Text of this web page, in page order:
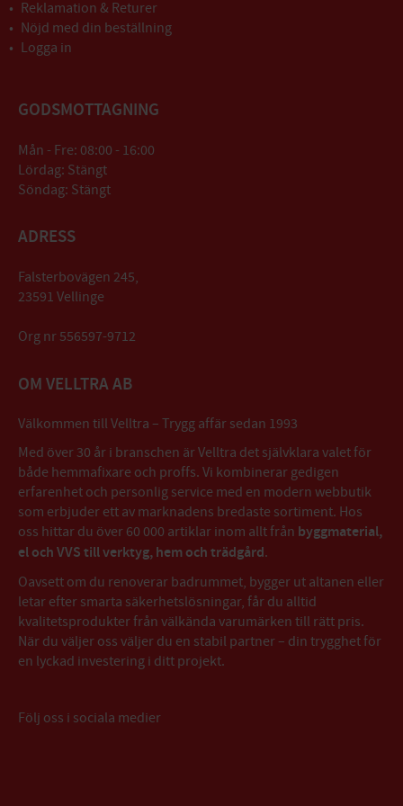
Reklamation & Returer
Nöjd med din beställning
Logga in
GODSMOTTAGNING
Mån - Fre: 08:00 - 16:00
Lördag: Stängt
Söndag: Stängt
ADRESS
Falsterbovägen 245,
23591 Vellinge
Org nr 556597-9712
OM VELLTRA AB
Välkommen till Velltra – Trygg affär sedan 1993
Med över 30 år i branschen är Velltra det självklara valet för
både hemmafixare och proffs. Vi kombinerar gedigen
erfarenhet och personlig service med en modern webbutik
som erbjuder ett av marknadens bredaste sortiment. Hos
oss hittar du över 60 000 artiklar inom allt från byggmaterial,
el och VVS till verktyg, hem och trädgård.
Oavsett om du renoverar badrummet, bygger ut altanen eller
letar efter smarta säkerhetslösningar, får du alltid
kvalitetsprodukter från välkända varumärken till rätt pris.
När du väljer oss väljer du en stabil partner – din trygghet för
en lyckad investering i ditt projekt.
Följ oss i sociala medier